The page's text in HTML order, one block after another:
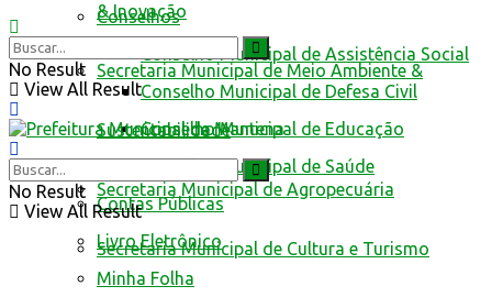
Conselhos
Conselho Municipal de Assistência Social
Conselho Municipal de Defesa Civil
Conselho Municipal de Educação
Conselho Municipal de Saúde
Contas Públicas
Livro Eletrônico
Minha Folha
& Inovação
Secretaria Municipal de Meio Ambiente &
Sustentabilidade
Secretaria Municipal de Agropecuária
Secretaria Municipal de Cultura e Turismo
No Result
View All Result
No Result
View All Result